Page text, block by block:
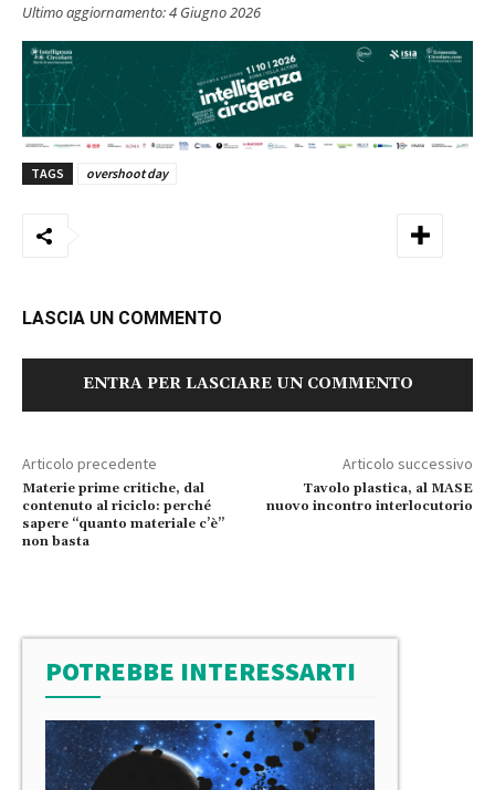
Ultimo aggiornamento:4 Giugno 2026
TAGS overshoot day
LASCIA UN COMMENTO
ENTRA PER LASCIARE UN COMMENTO
Articolo precedente
Materie prime critiche, dal
contenuto al riciclo: perché
sapere “quanto materiale c’è”
non basta
Articolo successivo
Tavolo plastica, al MASE
nuovo incontro interlocutorio
POTREBBE INTERESSARTI